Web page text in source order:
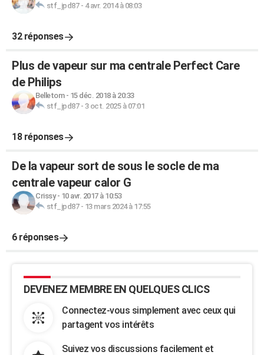
stf_jpd87- 4 avr. 2014 à 08:03
32 réponses
Plus de vapeur sur ma centrale Perfect Care
de Philips
Belletom- 15 déc. 2018 à 20:33
stf_jpd87- 3 oct. 2025 à 07:01
18 réponses
De la vapeur sort de sous le socle de ma
centrale vapeur calor G
Crissy- 10 avr. 2017 à 10:53
stf_jpd87- 13 mars 2024 à 17:55
6 réponses
DEVENEZ MEMBRE EN QUELQUES CLICS
Connectez-vous simplement avec ceux qui
partagent vos intérêts
Suivez vos discussions facilement et